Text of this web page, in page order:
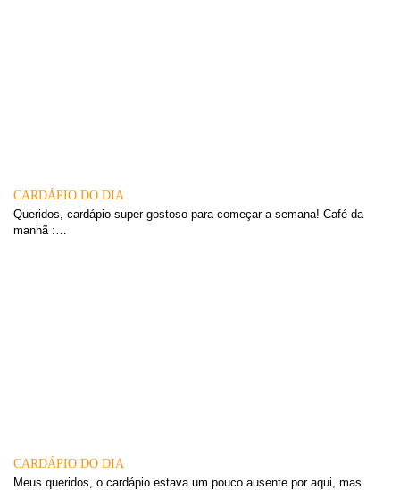
CARDÁPIO DO DIA
Queridos, cardápio super gostoso para começar a semana! Café da
manhã :…
CARDÁPIO DO DIA
Meus queridos, o cardápio estava um pouco ausente por aqui, mas